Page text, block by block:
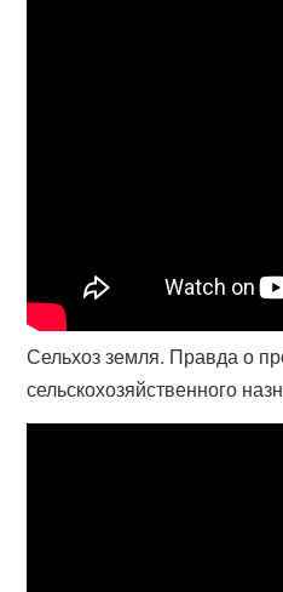
Сельхоз земля. Правда о
сельскохозяйственного